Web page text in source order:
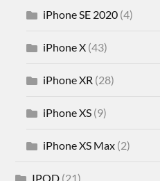
iPhone SE 2020 (4)
iPhone X (43)
iPhone XR (28)
iPhone XS (9)
iPhone XS Max (2)
IPOD (21)